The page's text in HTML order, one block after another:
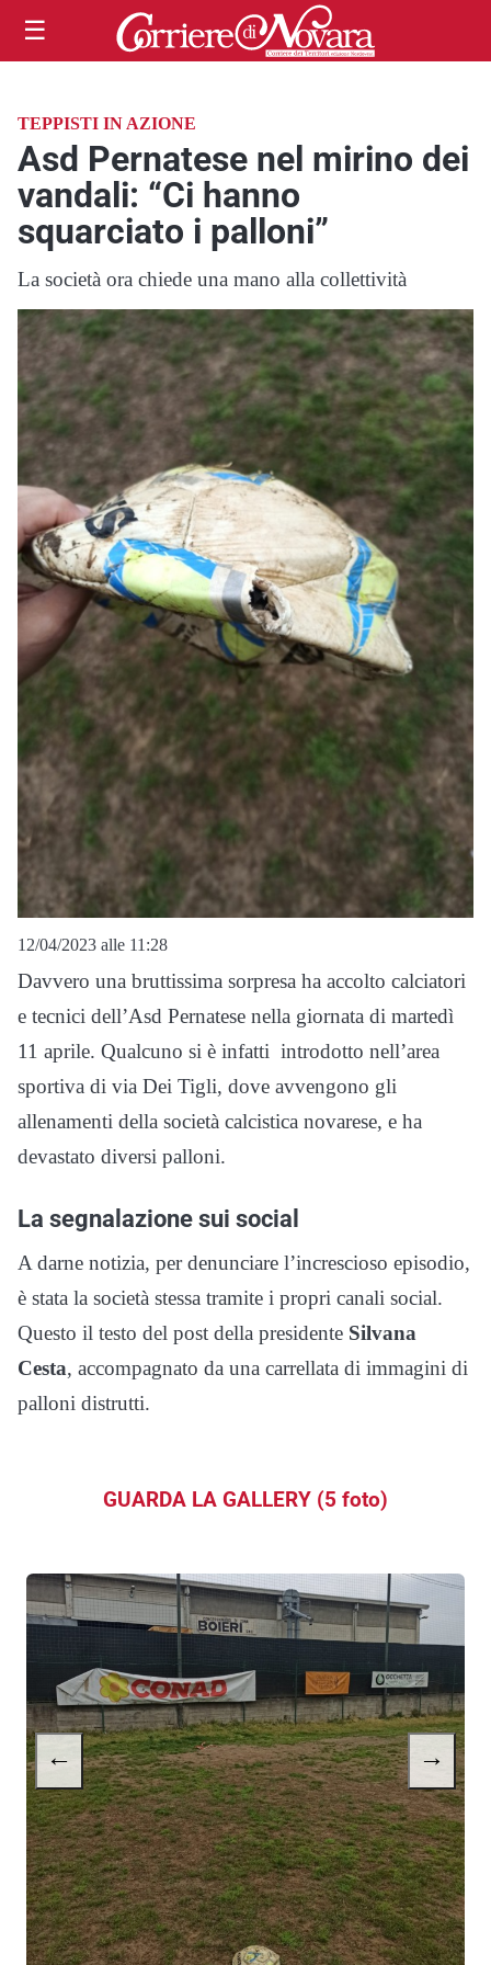
☰
TEPPISTI IN AZIONE
Asd Pernatese nel mirino dei
vandali: “Ci hanno
squarciato i palloni”
La società ora chiede una mano alla collettività
12/04/2023 alle 11:28
Davvero una bruttissima sorpresa ha accolto calciatori
e tecnici dell’Asd Pernatese nella giornata di martedì
11 aprile. Qualcuno si è infatti introdotto nell’area
sportiva di via Dei Tigli, dove avvengono gli
allenamenti della società calcistica novarese, e ha
devastato diversi palloni.
La segnalazione sui social
A darne notizia, per denunciare l’increscioso episodio,
è stata la società stessa tramite i propri canali social.
Questo il testo del post della presidente Silvana
Cesta, accompagnato da una carrellata di immagini di
palloni distrutti.
GUARDA LA GALLERY (5 foto)
← →